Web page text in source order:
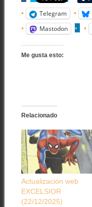
Telegram
Mastodon
Me gusta esto:
Relacionado
Actualización web
EXCELSIOR
(22/12/2025)